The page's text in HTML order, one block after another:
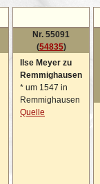
Nr. 55091
(54835)
Ilse Meyer zu
Remmighausen
* um 1547 in
Remmighausen
Quelle